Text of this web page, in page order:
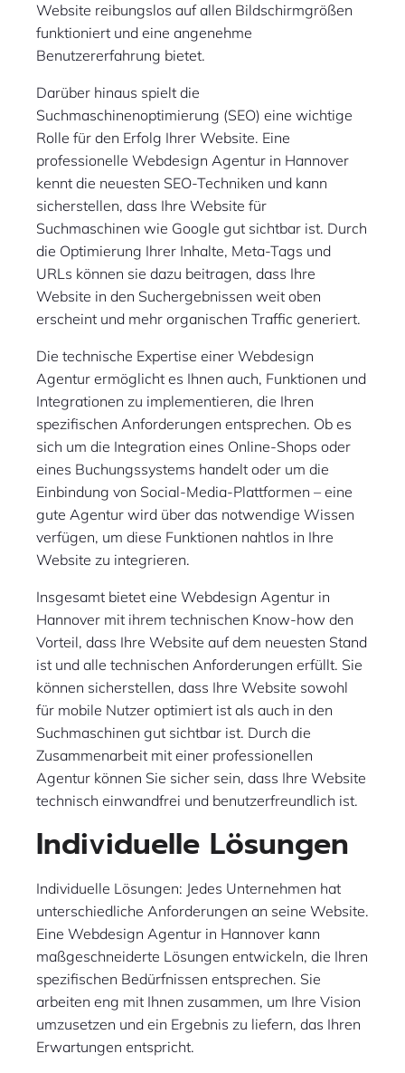
Website reibungslos auf allen Bildschirmgrößen
funktioniert und eine angenehme
Benutzererfahrung bietet.
Darüber hinaus spielt die
Suchmaschinenoptimierung (SEO) eine wichtige
Rolle für den Erfolg Ihrer Website. Eine
professionelle Webdesign Agentur in Hannover
kennt die neuesten SEO-Techniken und kann
sicherstellen, dass Ihre Website für
Suchmaschinen wie Google gut sichtbar ist. Durch
die Optimierung Ihrer Inhalte, Meta-Tags und
URLs können sie dazu beitragen, dass Ihre
Website in den Suchergebnissen weit oben
erscheint und mehr organischen Traffic generiert.
Die technische Expertise einer Webdesign
Agentur ermöglicht es Ihnen auch, Funktionen und
Integrationen zu implementieren, die Ihren
spezifischen Anforderungen entsprechen. Ob es
sich um die Integration eines Online-Shops oder
eines Buchungssystems handelt oder um die
Einbindung von Social-Media-Plattformen – eine
gute Agentur wird über das notwendige Wissen
verfügen, um diese Funktionen nahtlos in Ihre
Website zu integrieren.
Insgesamt bietet eine Webdesign Agentur in
Hannover mit ihrem technischen Know-how den
Vorteil, dass Ihre Website auf dem neuesten Stand
ist und alle technischen Anforderungen erfüllt. Sie
können sicherstellen, dass Ihre Website sowohl
für mobile Nutzer optimiert ist als auch in den
Suchmaschinen gut sichtbar ist. Durch die
Zusammenarbeit mit einer professionellen
Agentur können Sie sicher sein, dass Ihre Website
technisch einwandfrei und benutzerfreundlich ist.
Individuelle Lösungen
Individuelle Lösungen: Jedes Unternehmen hat
unterschiedliche Anforderungen an seine Website.
Eine Webdesign Agentur in Hannover kann
maßgeschneiderte Lösungen entwickeln, die Ihren
spezifischen Bedürfnissen entsprechen. Sie
arbeiten eng mit Ihnen zusammen, um Ihre Vision
umzusetzen und ein Ergebnis zu liefern, das Ihren
Erwartungen entspricht.